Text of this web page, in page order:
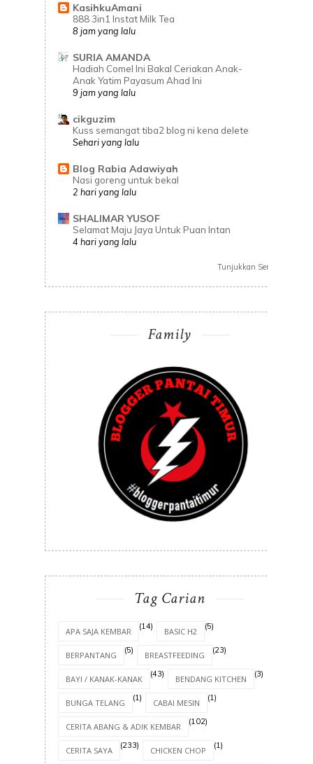
KasihkuAmani
888 3in1 Instat Milk Tea
8 jam yang lalu
SURIA AMANDA
Hadiah Comel Ini Bakal Ceriakan Anak-
Anak Yatim Payasum Ahad Ini
9 jam yang lalu
cikguzim
Kuss semangat tiba2 blog ni kena delete
Sehari yang lalu
Blog Rabia Adawiyah
Nasi goreng untuk bekal
2 hari yang lalu
SHALIMAR YUSOF
Selamat Maju Jaya Untuk Puan Intan
4 hari yang lalu
Tunjukkan Semua
Family
Tag Carian
APA SAJA KEMBAR (14) BASIC H2 (5)
BERPANTANG (5) BREASTFEEDING (23)
BAYI / KANAK-KANAK (43) BENDANG KITCHEN (3)
BUNGA TELANG (1) CABAI MESIN (1)
CERITA ABANG & ADIK KEMBAR (102)
CERITA SAYA (233) CHICKEN CHOP (1)